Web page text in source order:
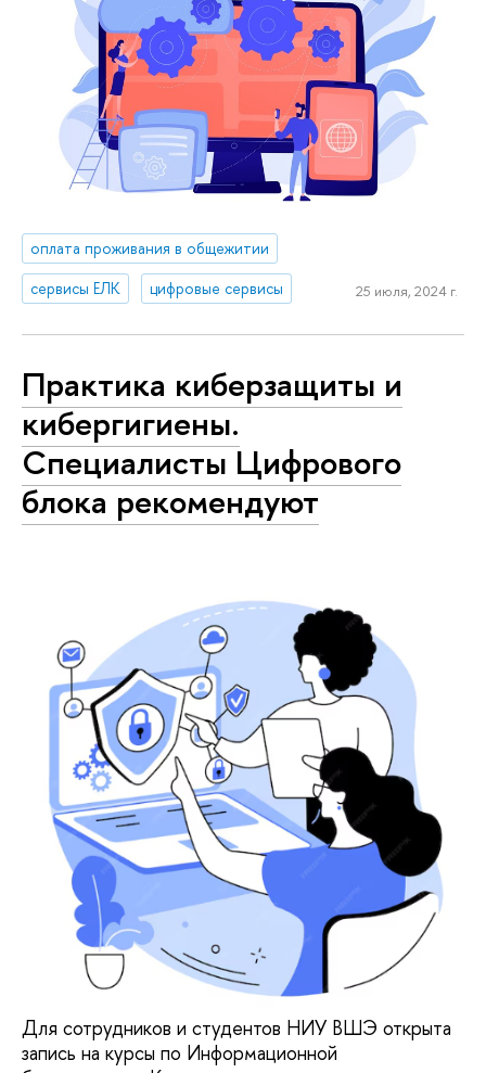
оплата проживания в общежитии
сервисы ЕЛК
цифровые сервисы 25 июля, 2024 г.
Практика киберзащиты и
кибергигиены.
Специалисты Цифрового
блока рекомендуют
Для сотрудников и студентов НИУ ВШЭ открыта
запись на курсы по Информационной